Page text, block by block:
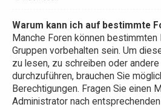
Warum kann ich auf bestimmte
Manche Foren können
Gruppen vorbehalten sein. Um
zu lesen, zu schreiben oder
durchzuführen, brauchen Sie
Berechtigungen. Fragen Sie einen
Administrator nach